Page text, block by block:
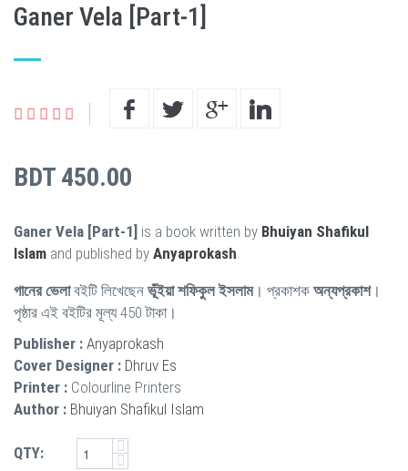
Ganer Vela [Part-1]
BDT 450.00
Ganer Vela [Part-1] is a book written by Bhuiyan Shafikul
Islam and published by Anyaprokash
গানের ভেলাবইটি লিখেছেন ভূঁইয়া শফিকুল ইসলাম। প্রকাশক অন্যপ্রকাশ।
পৃষ্ঠার এই বইটির মূল্য 450 টাকা।
Publisher : Anyaprokash
Cover Designer : Dhruv Es
Printer : Colourline Printers
Author : Bhuiyan Shafikul Islam
QTY: